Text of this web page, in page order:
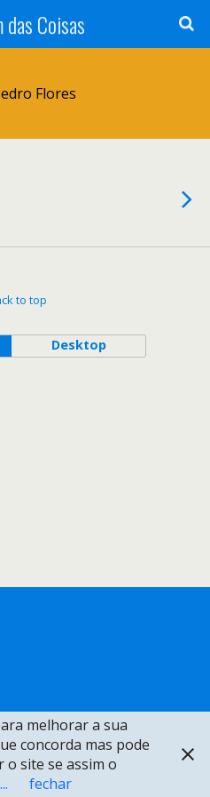
das Coisas
Flores
to top
Desktop
melhorar a sua
concorda mas pode
site se assim o
fechar